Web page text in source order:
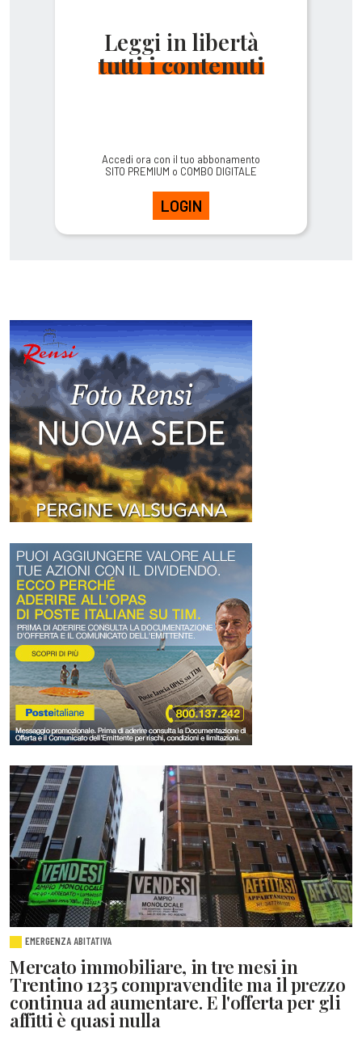
Leggi in libertà
tutti i contenuti
Accedi ora con il tuo abbonamento
SITO PREMIUM o COMBO DIGITALE
LOGIN
EMERGENZA ABITATIVA
Mercato immobiliare, in tre mesi in
Trentino 1235 compravendite ma il prezzo
continua ad aumentare. E l'offerta per gli
affitti è quasi nulla